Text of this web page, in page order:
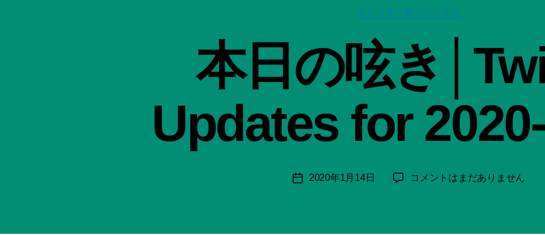
カ
テ
リ
ー
ツイッターダイジェスト
本日の呟き
Updates for
成
智
日
月
投
2020年1月14日
本
コメントはまだありません